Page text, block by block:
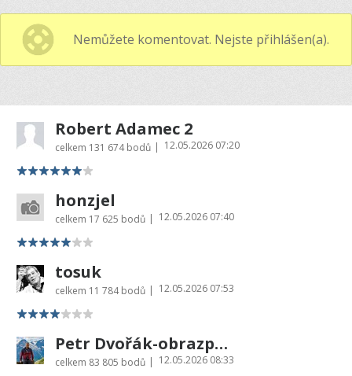
Nemůžete komentovat. Nejste přihlášen(a).
Robert Adamec 2
celkem 131 674 bodů | 12.05.2026 07:20
honzjel
celkem 17 625 bodů | 12.05.2026 07:40
tosuk
celkem 11 784 bodů | 12.05.2026 07:53
Petr Dvořák-obrazprovas.cz
celkem 83 805 bodů | 12.05.2026 08:33